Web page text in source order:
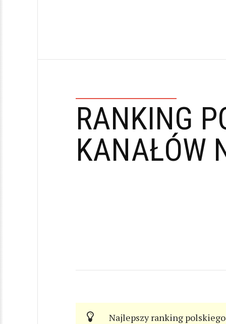
RANKING
KANAŁÓW
Najlepszy ranking